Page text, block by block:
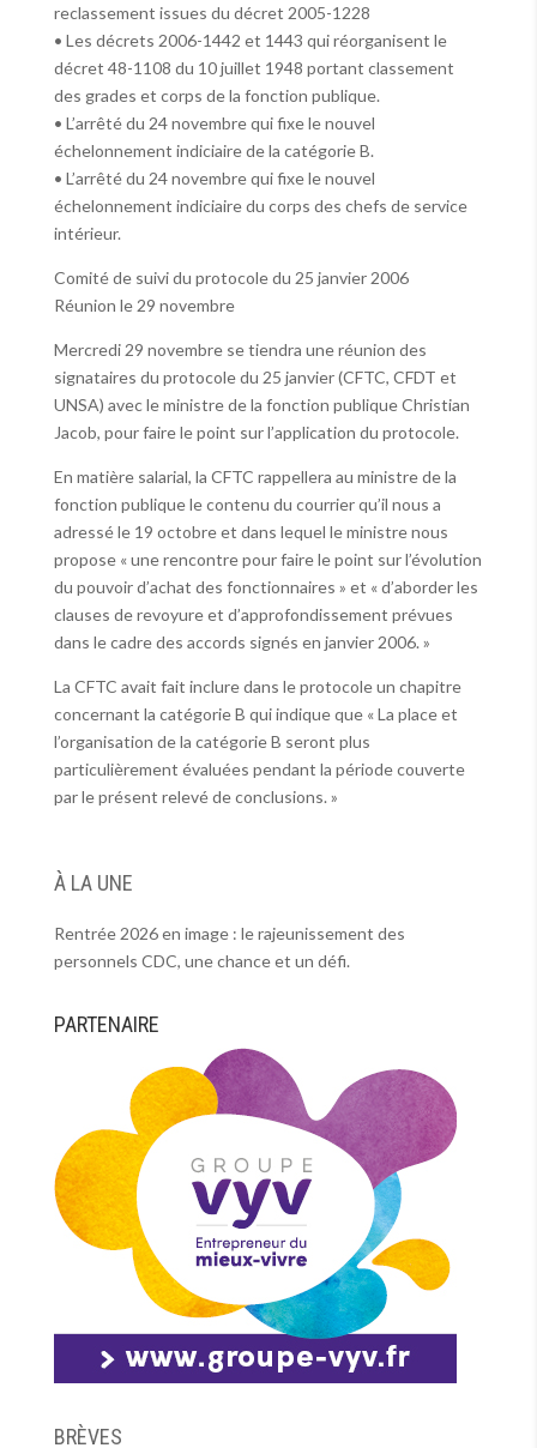
reclassement issues du décret 2005-1228
• Les décrets 2006-1442 et 1443 qui réorganisent le
décret 48-1108 du 10 juillet 1948 portant classement
des grades et corps de la fonction publique.
• L’arrêté du 24 novembre qui fixe le nouvel
échelonnement indiciaire de la catégorie B.
• L’arrêté du 24 novembre qui fixe le nouvel
échelonnement indiciaire du corps des chefs de service
intérieur.
Comité de suivi du protocole du 25 janvier 2006
Réunion le 29 novembre
Mercredi 29 novembre se tiendra une réunion des
signataires du protocole du 25 janvier (CFTC, CFDT et
UNSA) avec le ministre de la fonction publique Christian
Jacob, pour faire le point sur l’application du protocole.
En matière salarial, la CFTC rappellera au ministre de la
fonction publique le contenu du courrier qu’il nous a
adressé le 19 octobre et dans lequel le ministre nous
propose « une rencontre pour faire le point sur l’évolution
du pouvoir d’achat des fonctionnaires » et « d’aborder les
clauses de revoyure et d’approfondissement prévues
dans le cadre des accords signés en janvier 2006. »
La CFTC avait fait inclure dans le protocole un chapitre
concernant la catégorie B qui indique que « La place et
l’organisation de la catégorie B seront plus
particulièrement évaluées pendant la période couverte
par le présent relevé de conclusions. »
À LA UNE
Rentrée 2026 en image : le rajeunissement des
personnels CDC, une chance et un défi.
PARTENAIRE
BRÈVES